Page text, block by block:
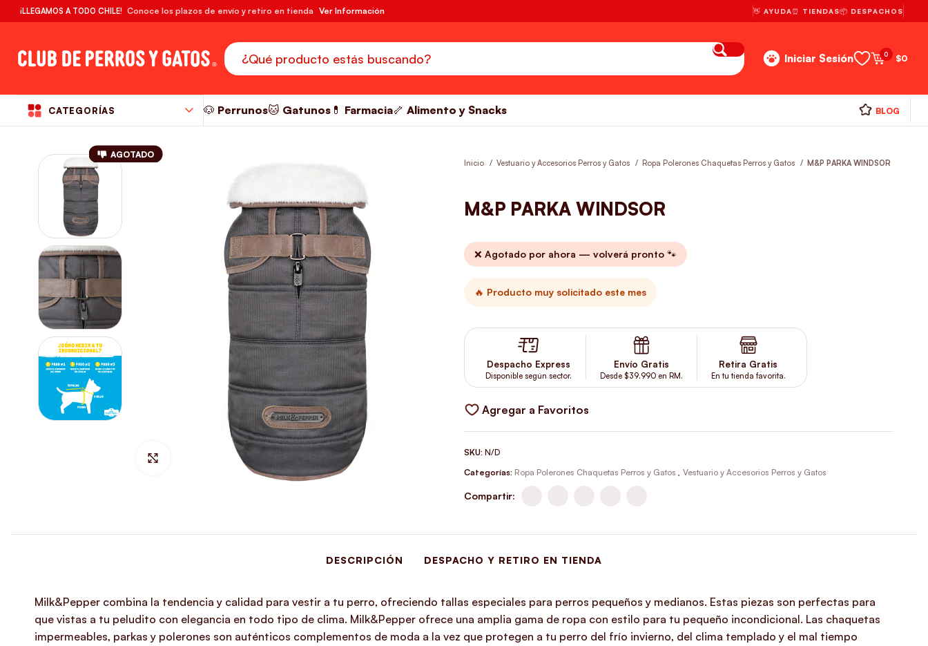
¡LLEGAMOS A TODO CHILE! Conoce los plazos de envío y retiro en tienda Ver Información 👋 AYUDA⏰ TIENDAS📦 DESPACHOS
Iniciar Sesión 0 $0
CATEGORÍAS 🐶 Perrunos🐱 Gatunos 💊 Farmacia🦴 Alimento y Snacks BLOG
AGOTADO
Inicio Vestuario y Accesorios Perros y Gatos Ropa Polerones Chaquetas Perros y Gatos M&P PARKA WINDSOR
M&P PARKA WINDSOR
❌ Agotado por ahora — volverá pronto 🐾
🔥 Producto muy solicitado este mes
Despacho Express
Disponible según sector.
Envío Gratis
Desde $39.990 en RM.
Retira Gratis
En tu tienda favorita.
Agregar a Favoritos
SKU: N/D
Categorías: Ropa Polerones Chaquetas Perros y Gatos , Vestuario y Accesorios Perros y Gatos
Compartir:
DESCRIPCIÓN DESPACHO Y RETIRO EN TIENDA
Milk&Pepper combina la tendencia y calidad para vestir a tu perro, ofreciendo tallas especiales para perros pequeños y medianos. Estas piezas son perfectas para
que vistas a tu peludito con elegancia en todo tipo de clima. Milk&Pepper ofrece una amplia gama de ropa con estilo para tu pequeño incondicional. Las chaquetas
impermeables, parkas y polerones son auténticos complementos de moda a la vez que protegen a tu perro del frío invierno, del clima templado y el mal tiempo
RM